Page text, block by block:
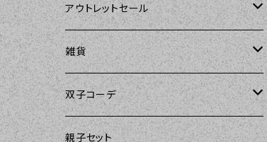
The Sunday Girl（ザサンデーガール）
Carolyn's Kitchen（キャロリンズキッチ
ン）
Sugar baby aprons（シュガーベイビ
Sierra Rose（シエラローズ）
amorico（アモリコ）
Sierra Rose（シエラローズ）
The Sunday Girl（ザサンデーガール）
ASD Living（エーエスディーリビング）
Kitsch'n Glam（キッチングラム）
アウトレットセール
エプロン
Kitsch'n Glam（キッチングラム）
Sierra Rose（シエラローズ）
雑貨
amorico（アモリコ）
雑貨
amorico（アモリコ）
The Sunday Girl（ザサンデーガール）
双子コーデ
The Sunday Girl（サンデーガール）
親子セット